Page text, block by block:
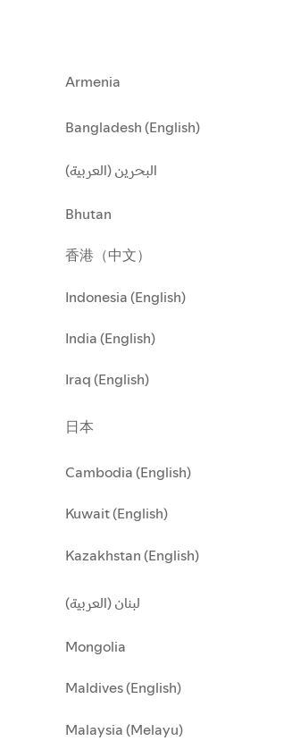
Armenia
Bangladesh (English)
البحرين (العربية)
Bhutan
香港（中文）
Indonesia (English)
India (English)
Iraq (English)
日本
Cambodia (English)
Kuwait (English)
Kazakhstan (English)
لبنان (العربية)
Mongolia
Maldives (English)
Malaysia (Melayu)